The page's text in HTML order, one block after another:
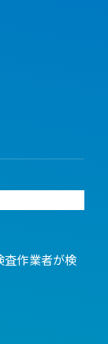
査作業者が検